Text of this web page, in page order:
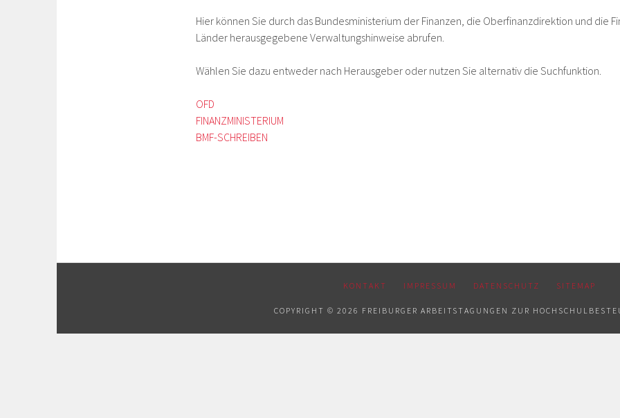
Hier können Sie durch das Bundesministerium der Finanzen, die Oberfinanzdirektion und die
Länder herausgegebene Verwaltungshinweise abrufen.
Wählen Sie dazu entweder nach Herausgeber oder nutzen Sie alternativ die Suchfunktion.
OFD
FINANZMINISTERIUM
BMF-SCHREIBEN
KONTAKT IMPRESSUM DATENSCHUTZ SITEMAP
COPYRIGHT © 2026 FREIBURGER ARBEITSTAGUNGEN ZUR